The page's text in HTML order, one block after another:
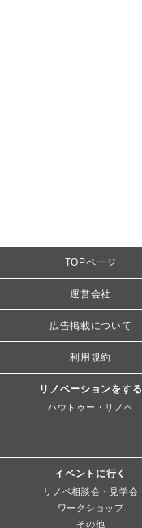
TOPページ
運営会社
広告掲載について
利用規約
リノベーションをする
ハウトゥー・リノベ
イベントに行く
リノベ相談会・見学会
ワークショップ
その他